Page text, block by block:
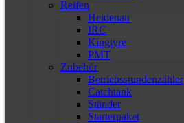
Reifen
Heidenau
IRC
Kingtyre
PMT
Zubehör
Betriebsstundenzähler
Catchtank
Ständer
Starterpaket